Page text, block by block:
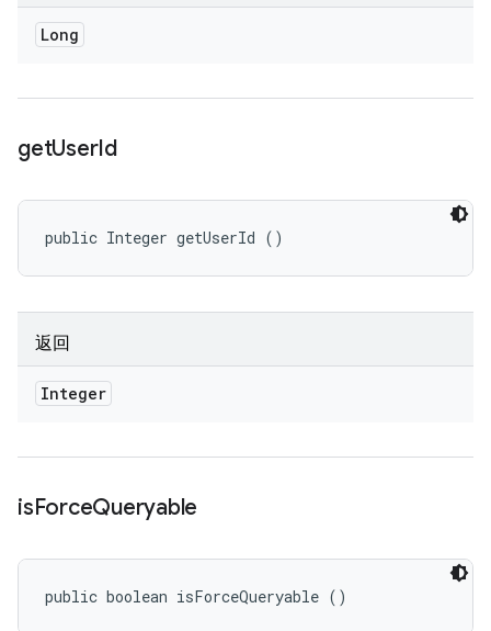
Long
getUserId
public Integer getUserId ()
返回
Integer
isForceQueryable
public boolean isForceQueryable ()